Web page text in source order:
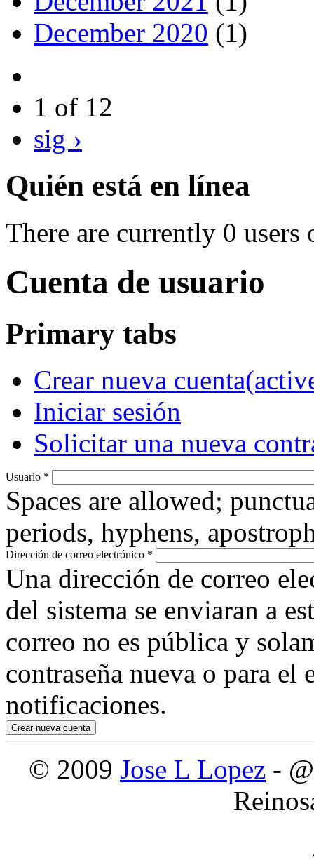
December 2020 (1)
1 of 12
sig ›
Quién está en línea
There are currently 0 users
Cuenta de usuario
Primary tabs
Crear nueva cuenta
Iniciar sesión
Solicitar una nueva
Usuario *
Spaces are allowed;
periods, hyphens,
Dirección de correo electrónico *
Una dirección de correo
del sistema se enviaran a
correo no es pública y
contraseña nueva o para
notificaciones.
© 2009 Jose L Lopez -